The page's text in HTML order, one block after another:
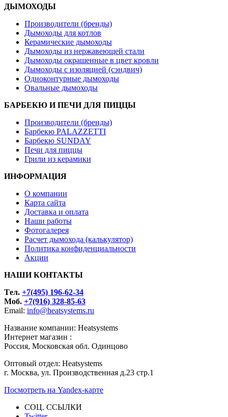
ДЫМОХОДЫ
Производители (бренды)
Дымоходы для котлов
Керамические дымоходы
Дымоходы из нержавеющей стали
Дымоходы окрашенные в цвет кровли
Дымоходы с изоляцией (сэндвич)
Одноконтурные дымоходы
Овальные дымоходы
БАРБЕКЮ И ПЕЧИ ДЛЯ ПИЦЦЫ
Производители (бренды)
Барбекю PALAZZETTI
Барбекю SUNDAY
Печи для пиццы
Грили из керамики
ИНФОРМАЦИЯ
О компании
Карта сайта
Доставка и оплата
Наши работы
Фотогалерея
Расчет дымохода (калькулятор)
Политика конфиденциальности
Акции
НАШИ КОНТАКТЫ
Tел. +7(495) 196-62-34
Моб. +7(916) 328-85-63
Email: info@heatsystems.ru
Название компании: Heatsystems
Интернет магазин :
Россия, Московская обл. Одинцово
Оптовый отдел: Heatsystems
г. Москва, ул. Производственная д.23 стр.1
Посмотреть на Yandex-карте
СОЦ. ССЫЛКИ